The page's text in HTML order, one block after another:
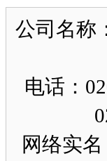
公司名称
电话：
网络实